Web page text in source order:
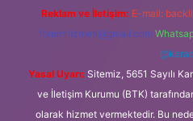
Reklam ve İletişim: E-mail:
forumhizmeti@gmail.com
Yasal Uyarı: Sitemiz, 5651 Sayılı
ve İletişim Kurumu (BTK)
olarak hizmet vermektedir. Bu